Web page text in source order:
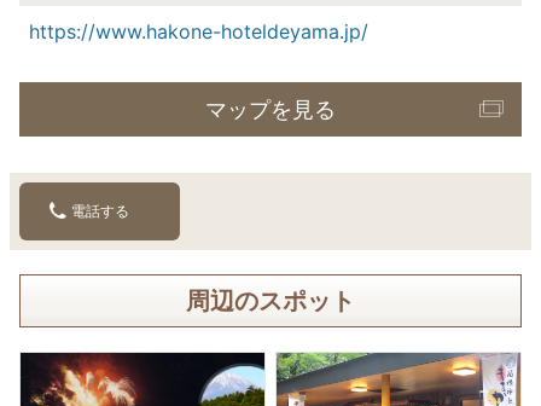
https://www.hakone-hoteldeyama.jp/
マップを見る
電話する
周辺のスポット